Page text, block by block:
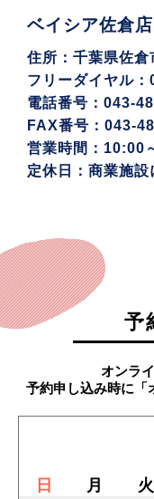
ベイシア佐倉店
住所：千葉県佐
フリーダイヤル
電話番号：043-
FAX番号：043-
営業時間：10:00
定休日：商業施設
予
オンラ
予約申し込み時に「
日 月 火